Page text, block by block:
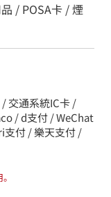
/ POSA卡 / 煙
交通系統IC卡 /
/ d支付 / WeChat
支付 / 樂天支付 /